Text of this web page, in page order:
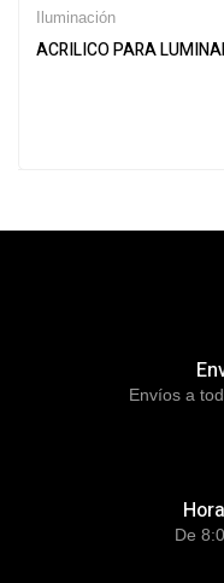
Iluminación
ACRILICO PARA
Envíos a
De